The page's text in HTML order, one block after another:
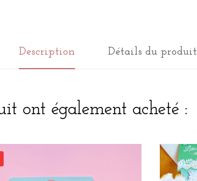
Description Détails du produit
ont également acheté :